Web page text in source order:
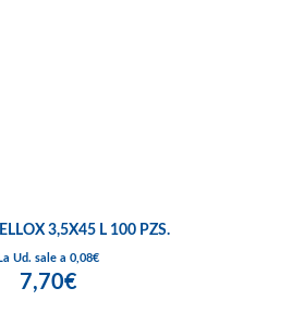
3,5X45 L 100 PZS.
La Ud. sale a 0,08€
7,70€